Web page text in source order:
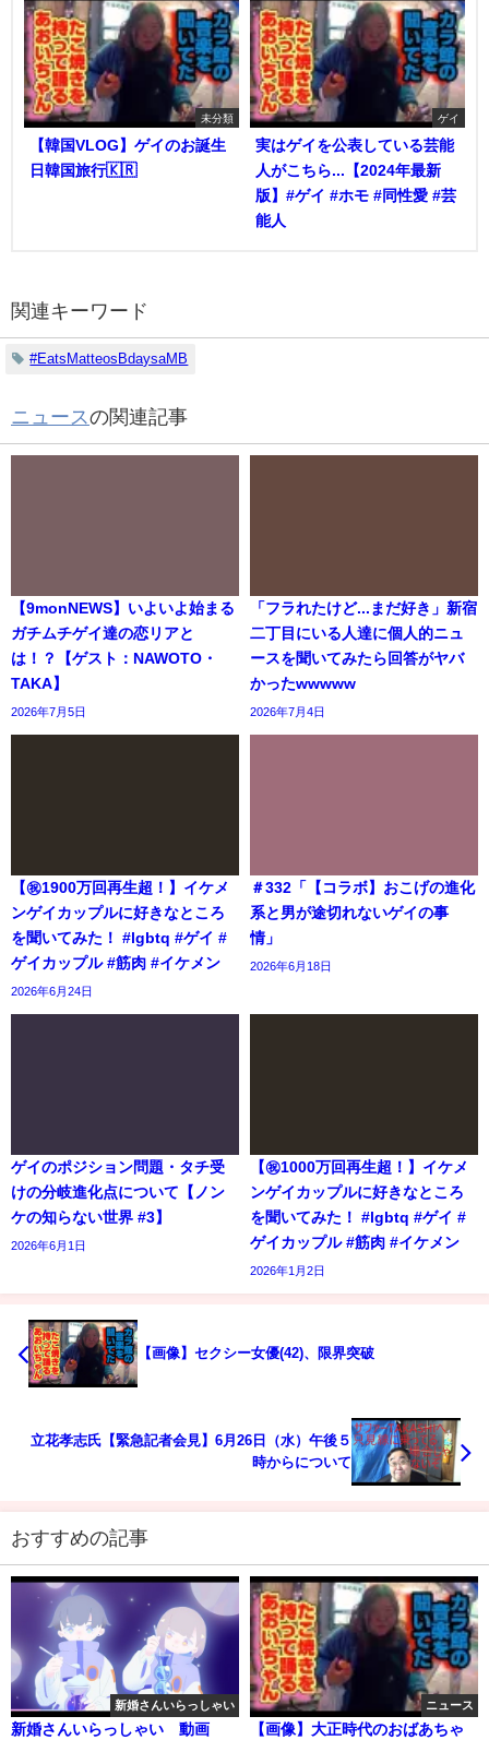
未分類
【韓国VLOG】ゲイのお誕生
日韓国旅行🇰🇷
ゲイ
実はゲイを公表している芸能
人がこちら...【2024年最新
版】#ゲイ #ホモ #同性愛 #芸
能人
関連キーワード
#EatsMatteosBdaysaMB
ニュース の関連記事
【9monNEWS】いよいよ始まる
ガチムチゲイ達の恋リアと
は！？【ゲスト：NAWOTO・
TAKA】
2026年7月5日
「フラれたけど...まだ好き」新宿
二丁目にいる人達に個人的ニュ
ースを聞いてみたら回答がヤバ
かったwwwww
2026年7月4日
【㊗️1900万回再生超！】イケメ
ンゲイカップルに好きなところ
を聞いてみた！ #lgbtq #ゲイ #
ゲイカップル #筋肉 #イケメン
2026年6月24日
＃332「【コラボ】おこげの進化
系と男が途切れないゲイの事
情」
2026年6月18日
ゲイのポジション問題・タチ受
けの分岐進化点について【ノン
ケの知らない世界 #3】
2026年6月1日
【㊗️1000万回再生超！】イケメ
ンゲイカップルに好きなところ
を聞いてみた！ #lgbtq #ゲイ #
ゲイカップル #筋肉 #イケメン
2026年1月2日
【画像】セクシー女優(42)、限界突破
立花孝志氏【緊急記者会見】6月26日（水）午後５
時からについて
おすすめの記事
新婚さんいらっしゃい
新婚さんいらっしゃい 動画
ニュース
【画像】大正時代のおばあちゃ